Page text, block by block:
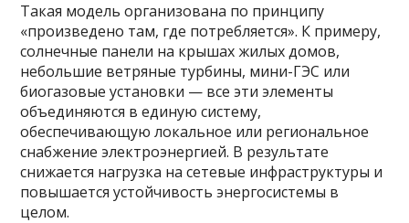
Такая модель организована по принципу
«произведено там, где потребляется». К примеру,
солнечные панели на крышах жилых домов,
небольшие ветряные турбины, мини-ГЭС или
биогазовые установки — все эти элементы
объединяются в единую систему,
обеспечивающую локальное или региональное
снабжение электроэнергией. В результате
снижается нагрузка на сетевые инфраструктуры и
повышается устойчивость энергосистемы в
целом.